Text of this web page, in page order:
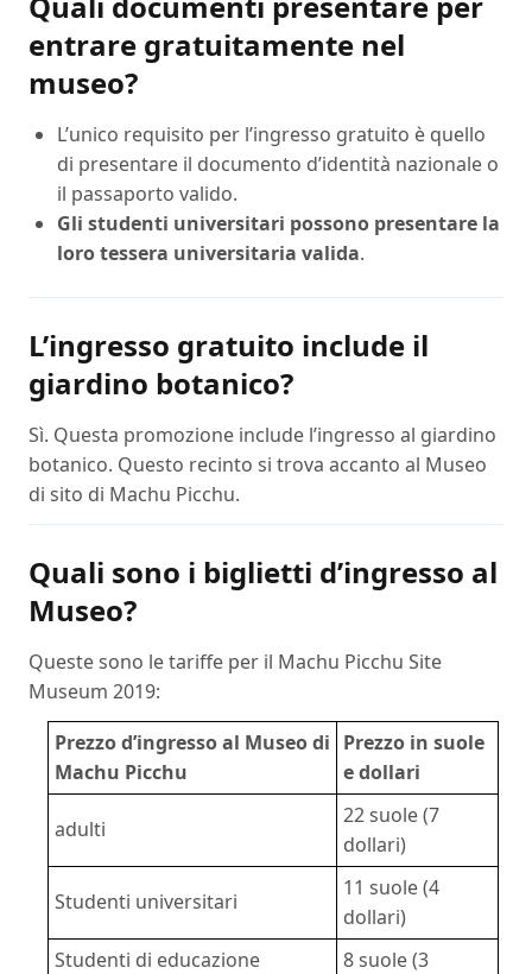
entrare gratuitamente nel
museo?
L’unico requisito per l’ingresso gratuito è quello
di presentare il documento d’identità nazionale o
il passaporto valido.
Gli studenti universitari possono presentare la
loro tessera universitaria valida.
L’ingresso gratuito include il
giardino botanico?
Sì. Questa promozione include l’ingresso al giardino
botanico. Questo recinto si trova accanto al Museo
di sito di Machu Picchu.
Quali sono i biglietti d’ingresso al
Museo?
Queste sono le tariffe per il Machu Picchu Site
Museum 2019:
Prezzo d’ingresso al Museo di
Machu Picchu
Prezzo in suole
e dollari
adulti
22 suole (7
dollari)
Studenti universitari
11 suole (4
dollari)
Studenti di educazione
8 suole (3